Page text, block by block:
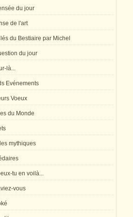
du jour
de l'art
du Bestiaire par Michel
du jour
là...
Evénements
Voeux
du Monde
mythiques
tu en voilà...
vous